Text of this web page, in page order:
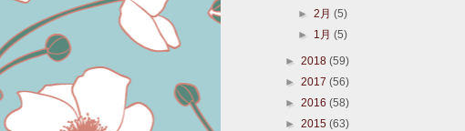
►2月(5)
► 1月(5)
► 2018 (59)
► 2017 (56)
► 2016 (58)
► 2015 (63)